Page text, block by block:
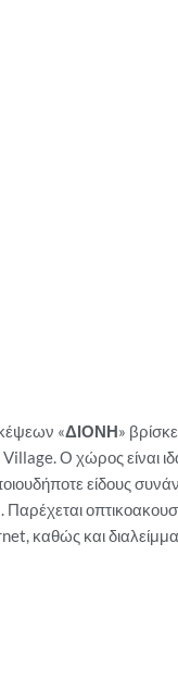
«ΔΙΟΝΗ»
Ο χώρος είναι
είδους
καθώς και